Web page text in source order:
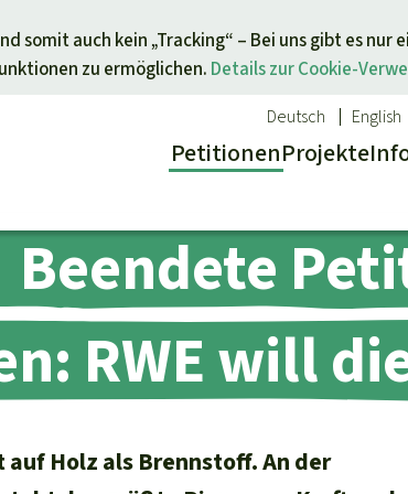
somit auch kein „Tracking“ – Bei uns gibt es nur
zu ermöglichen. Details zur Cookie-
PetitionenProjekte
Aktuelles
Erfolge
Alle News
Kids
Newsletter­anmeldung
Report
Deutsch English
ein Thema Spenden für eine
Südostasien
Afrika
Lateinamerika
Beendete
RWE will
Holz als Brennstoff. An der